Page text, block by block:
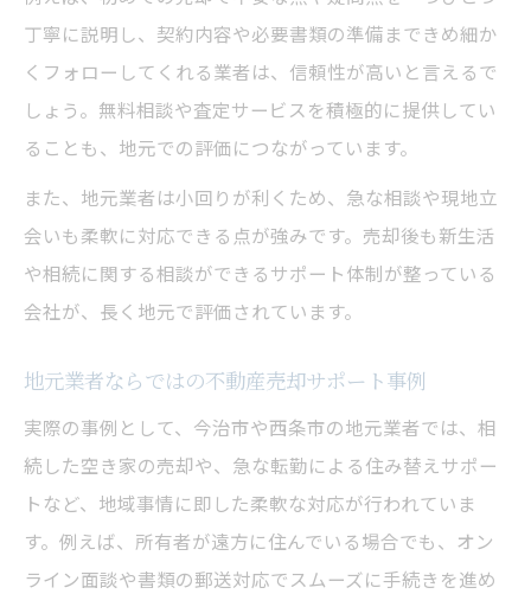
丁寧に説明し、契約内容や必要書類の準備まできめ細か
くフォローしてくれる業者は、信頼性が高いと言えるで
しょう。無料相談や査定サービスを積極的に提供してい
ることも、地元での評価につながっています。
また、地元業者は小回りが利くため、急な相談や現地立
会いも柔軟に対応できる点が強みです。売却後も新生活
や相続に関する相談ができるサポート体制が整っている
会社が、長く地元で評価されています。
地元業者ならではの不動産売却サポート事例
実際の事例として、今治市や西条市の地元業者では、相
続した空き家の売却や、急な転勤による住み替えサポー
トなど、地域事情に即した柔軟な対応が行われていま
す。例えば、所有者が遠方に住んでいる場合でも、オン
ライン面談や書類の郵送対応でスムーズに手続きを進め